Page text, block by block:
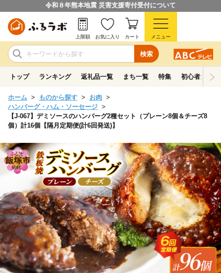
令和８年熊本地震 災害支援寄付受付について
検索
上限額 お気に入り カート メニュー
トップ ランキング 返礼品一覧 まち一覧 特集 初心者ガイド
ホーム ものから探す
お肉
ハンバーグ・ハム・ソーセージ
【J-067】デミソースのハンバーグ2種セット（プレーン8個＆チーズ8
個）計16個【隔月定期便(計6回発送)】